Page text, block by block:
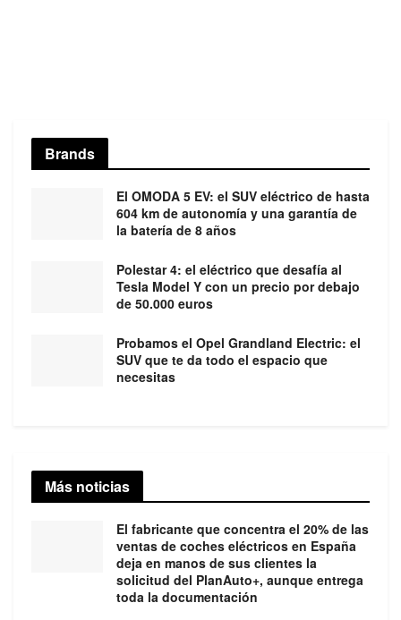
Brands
El OMODA 5 EV: el SUV eléctrico de hasta
604 km de autonomía y una garantía de
la batería de 8 años
Polestar 4: el eléctrico que desafía al
Tesla Model Y con un precio por debajo
de 50.000 euros
Probamos el Opel Grandland Electric: el
SUV que te da todo el espacio que
necesitas
Más noticias
El fabricante que concentra el 20% de las
ventas de coches eléctricos en España
deja en manos de sus clientes la
solicitud del PlanAuto+, aunque entrega
toda la documentación